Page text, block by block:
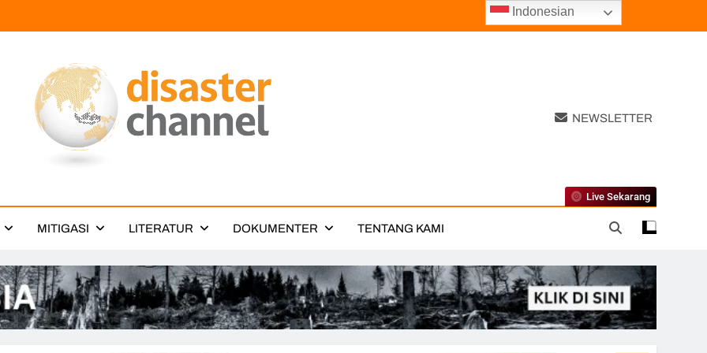
Channel
NEWSLETTER
MITIGASI LITERATUR DOKUMENTER TENTANG KAMI
Live Sekarang
Indonesian